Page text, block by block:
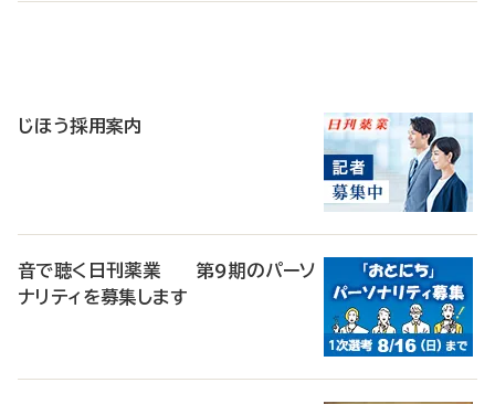
じほう採用案内
音で聴く日刊薬業 第9期のパーソ
ナリティを募集します